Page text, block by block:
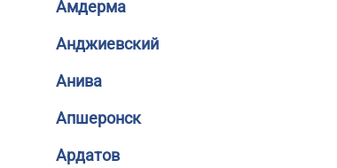
Амдерма
Анджиевский
Анива
Апшеронск
Ардатов